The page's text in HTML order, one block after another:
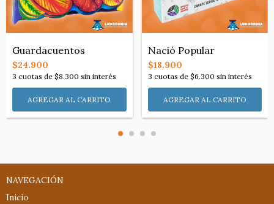
Guardacuentos
$24.900
3 cuotas de $8.300 sin interés
Nació Popular
$18.900
3 cuotas de $6.300 sin interés
NAVEGACIÓN
Inicio